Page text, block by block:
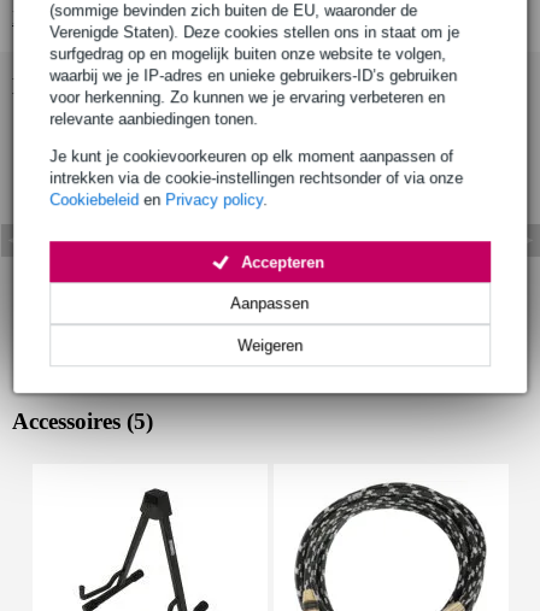
(sommige bevinden zich buiten de EU, waaronder de
Verenigde Staten). Deze cookies stellen ons in staat om je
surfgedrag op en mogelijk buiten onze website te volgen,
waarbij we je IP-adres en unieke gebruikers-ID’s gebruiken
voor herkenning. Zo kunnen we je ervaring verbeteren en
relevante aanbiedingen tonen.
Je kunt je cookievoorkeuren op elk moment aanpassen of
intrekken via de cookie-instellingen rechtsonder of via onze
Cookiebeleid en Privacy policy.
Weigeren
Aanpassen
Accepteren
Bekijk alle productspecificaties
Bekijk ook eens (2)
Accessoires (5)